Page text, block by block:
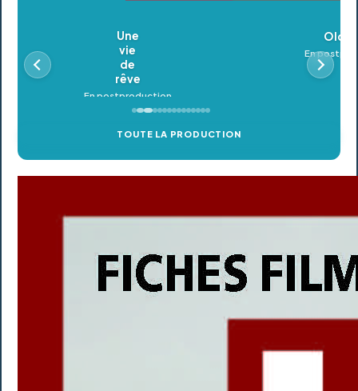
Oldeupe
En postproduction
TOUTE LA PRODUCTION